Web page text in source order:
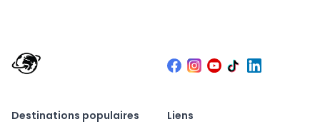
Destinations populaires
Liens